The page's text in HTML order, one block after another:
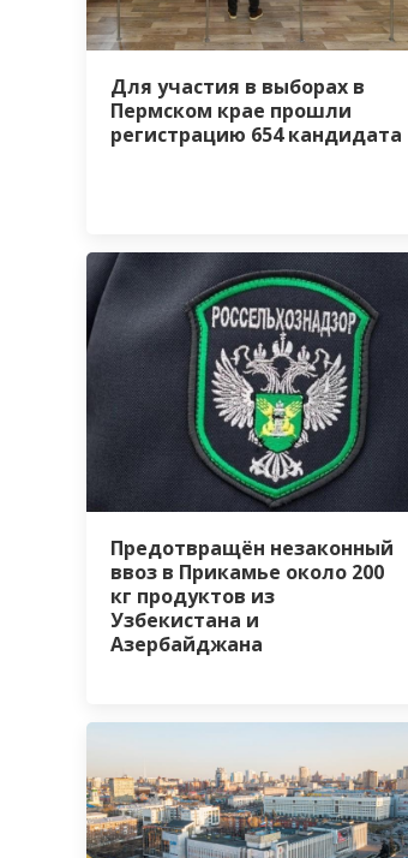
Для участия в выборах в
Пермском крае прошли
регистрацию 654 кандидата
Предотвращён незаконный
ввоз в Прикамье около 200
кг продуктов из
Узбекистана и
Азербайджана